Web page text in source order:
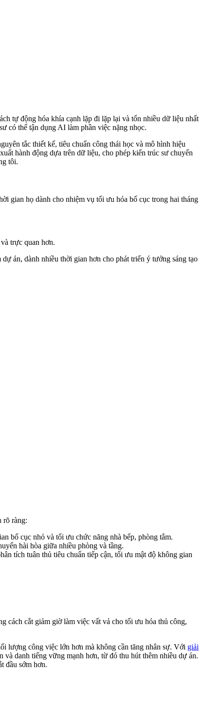
tự động hóa khía cạnh lặp đi lặp lại và tốn nhiều dữ liệu nhất
có thể tận dụng AI làm phần việc nặng nhọc.
tắc thiết kế, tiêu chuẩn công thái học và mô hình hiệu
hành động dựa trên dữ liệu, cho phép kiến trúc sư chuyển
tôi.
gian họ dành cho nhiệm vụ tối ưu hóa bố cục trong hai tháng
trực quan hơn.
án, dành nhiều thời gian hơn cho phát triển ý tưởng sáng tạo
rõ ràng:
bố cục nhỏ và tối ưu chức năng nhà bếp, phòng tắm.
hài hòa giữa nhiều phòng và tầng.
tích tuân thủ tiêu chuẩn tiếp cận, tối ưu mật độ không gian
cách cắt giảm giờ làm việc vất vả cho tối ưu hóa thủ công,
lượng công việc lớn hơn mà không cần tăng nhân sự. Với giải
danh tiếng vững mạnh hơn, từ đó thu hút thêm nhiều dự án.
đầu sớm hơn.